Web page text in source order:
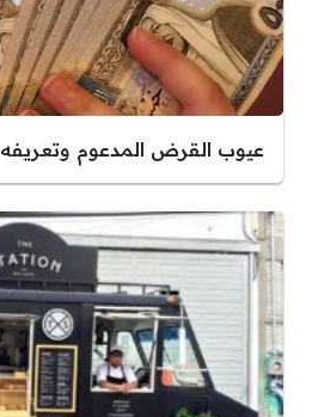
عيوب القرض المدعوم وتعريفه